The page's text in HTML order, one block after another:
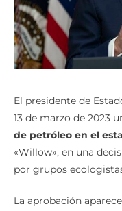
El presidente de
13 de marzo de 2023
de petróleo en el
«Willow», en una
por grupos
La aprobación